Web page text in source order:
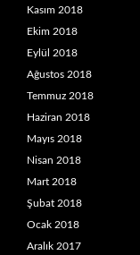
Kasım 2018
Ekim 2018
Eylül 2018
Ağustos 2018
Temmuz 2018
Haziran 2018
Mayıs 2018
Nisan 2018
Mart 2018
Şubat 2018
Ocak 2018
Aralık 2017